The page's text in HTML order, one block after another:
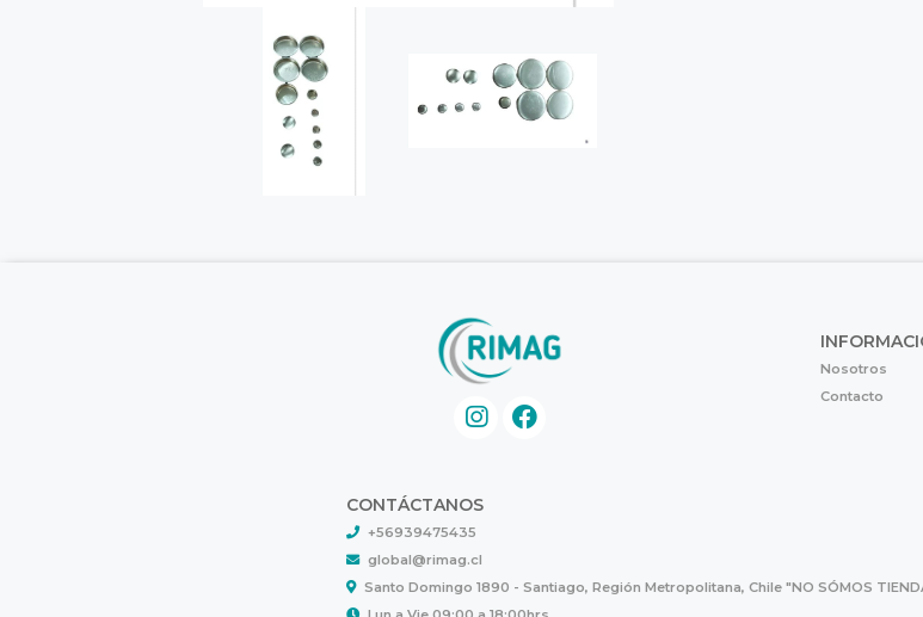
Nosotros
Contacto
CONTÁCTANOS
+56939475435
global@rimag.cl
Santo Domingo 1890 - Santiago, Región Metropolitana, Chile "NO SÓMOS TIENDA